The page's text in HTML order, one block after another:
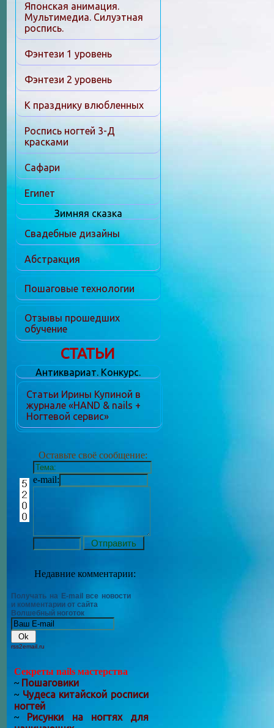
Японская анимация.
Мультимедиа. Силуэтная
роспись.
Фэнтези 1 уровень
Фэнтези 2 уровень
К празднику влюбленных
Роспись ногтей 3-Д
красками
Сафари
Египет
Зимняя сказка
Свадебные дизайны
Абстракция
Пошаговые технологии
Отзывы прошедших
обучение
СТАТЬИ
Антиквариат. Конкурс.
Статьи Ирины Купиной в
журнале «HAND & nails +
Ногтевой сервис»
Оставьте своё сообщение:
e-mail:
Недавние комментарии:
Получать на E-mail все новости
и комментарии от сайта
Волшебный ноготок
rss2email.ru
Секреты nails мастерства
~ Пошаговики
~ Чудеса китайской росписи
ногтей
~ Рисунки на ногтях для